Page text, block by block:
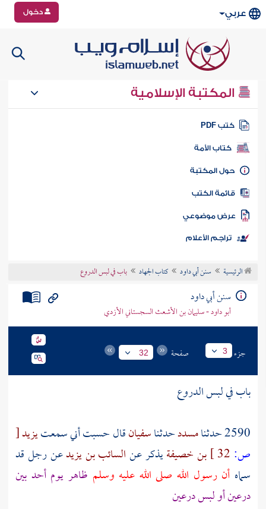
عربي دخول
المكتبة الإسلامية
كتب PDF
كتاب الأمة
المكتبة
الكتب
موضوعي
تراجم الأعلام
الرئيسية سنن أبي داود كتاب الجهاد باب في لبس الدروع
سنن أبي داود
أبو داود - سليمان بن الأشعث السجستاني الأزدي
جزء 3 صفحة 32
باب في لبس الدروع
2590 حدثنا
مسددحدثناسفيانقال حسبت أني سمعتيزيد[
ص:
بن خصيفةيذكر عنالسائب بن يزيدعنرجلقد
سماه أن رسول الله صلى الله عليه وسلم ظاهر يومأحد بين
درعين أو لبس درعين